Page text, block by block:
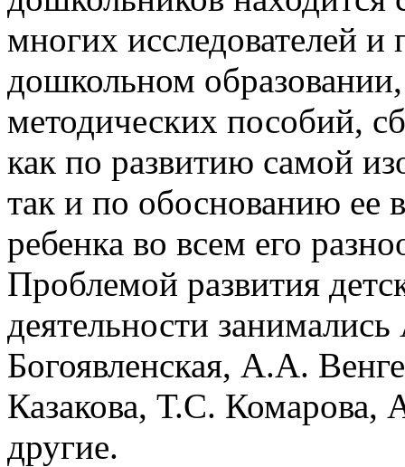
многих исследователей
дошкольном
методических пособий,
как по развитию самой
так и по обоснованию ее
ребенка во всем его
Проблемой развития
деятельности
Богоявленская, А.А.
Казакова, Т.С. Комарова,
другие.